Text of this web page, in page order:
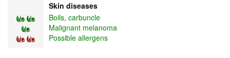
Skin diseases
Boils, carbuncle
Malignant melanoma
Possible allergens